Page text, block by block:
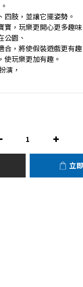
肢，並讓它擺姿勢。
寶，玩樂更開心更多趣味
公園、
，將使假裝遊戲更有趣
使玩樂更加有趣。
演，
立